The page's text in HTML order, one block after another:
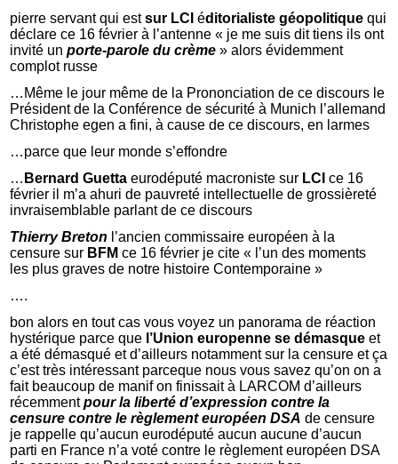
pierre servant qui estsur LCI éditorialiste géopolitique qui
déclare ce 16 février à l’antenne « je me suis dit tiens ils ont
invité unporte-parole du crème » alors évidemment
complot russe
…Même le jour même de la Prononciation de ce discours le
Président de la Conférence de sécurité à Munich l’allemand
Christophe egen a fini, à cause de ce discours, en larmes
…parce que leur monde s’effondre
… Bernard Guetta eurodéputé macroniste sur LCI ce 16
février il m’a ahuri de pauvreté intellectuelle de grossièreté
invraisemblable parlant de ce discours
Thierry Breton l’ancien commissaire européen à la
censure sur BFM ce 16 février je cite « l’un des moments
les plus graves de notre histoire Contemporaine »
….
bon alors en tout cas vous voyez un panorama de réaction
hystérique parce que l’Union europenne se démasque et
a été démasqué et d’ailleurs notamment sur la censure et ça
c’est très intéressant parceque nous vous savez qu’on on a
fait beaucoup de manif on finissait à LARCOM d’ailleurs
récemmentpour la liberté d’expression contre la
censure contre le règlement européen DSA de censure
je rappelle qu’aucun eurodéputé aucun aucune d’aucun
parti en France n’a voté contre le règlement européen DSA